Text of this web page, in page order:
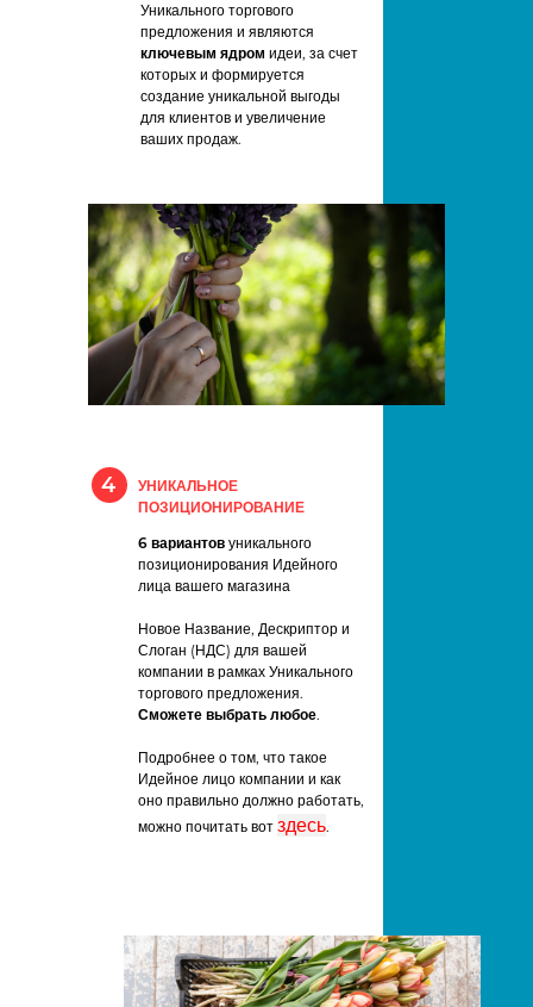
Уникального торгового
предложения и являются
ключевым ядром идеи, за счет
которых и формируется
создание уникальной выгоды
для клиентов и увеличение
ваших продаж.
6 вариантов уникального
позиционирования Идейного
лица вашего магазина
Новое Название, Дескриптор и
Слоган (НДС) для вашей
компании в рамках Уникального
торгового предложения.
Сможете выбрать любое.
Подробнее о том, что такое
Идейное лицо компании и как
оно правильно должно работать,
можно почитать вот здесь.
4
УНИКАЛЬНОЕ
ПОЗИЦИОНИРОВАНИЕ